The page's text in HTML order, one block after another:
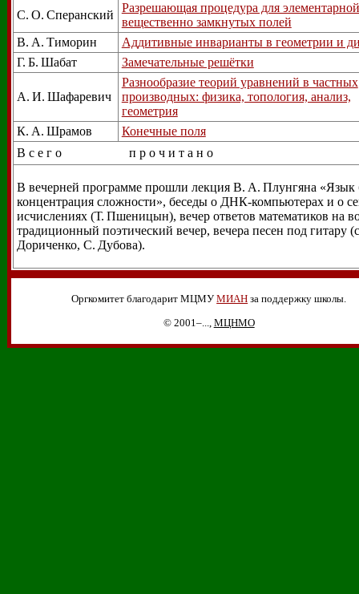
С. О. Сперанский
Разрешающая процедура для
вещественно замкнутых полей
В. А. Тиморин
Аддитивные инварианты в геометрии и
Г. Б. Шабат
Замечательные решётки
А. И. Шафаревич
Разнообразие теорий уравнений в частных
производных: физика, топология, анализ,
геометрия
К. А. Шрамов
Конечные поля
В с е г о
п р о ч и т а н о
В вечерней программе прошли лекция В. А. Плунгяна «Язык
концентрация сложности», беседы о ДНК-компьютерах и о
исчислениях (Т. Пшеницын), вечер ответов математиков на
традиционный поэтический вечер, вечера песен под гитару
Дориченко, С. Дубова).
Оргкомитет благодарит МЦМУМИАН за поддержку школы.
© 2001–..., МЦНМО